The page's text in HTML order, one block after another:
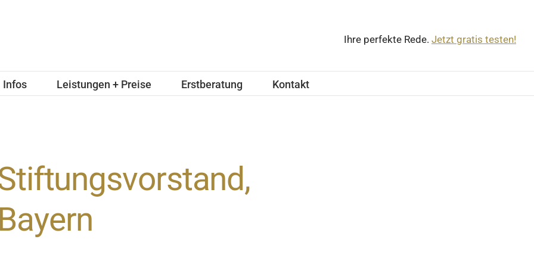
Ihre perfekte Rede. Jetzt gratis testen!
Infos Leistungen + Preise Erstberatung Kontakt
Bayern